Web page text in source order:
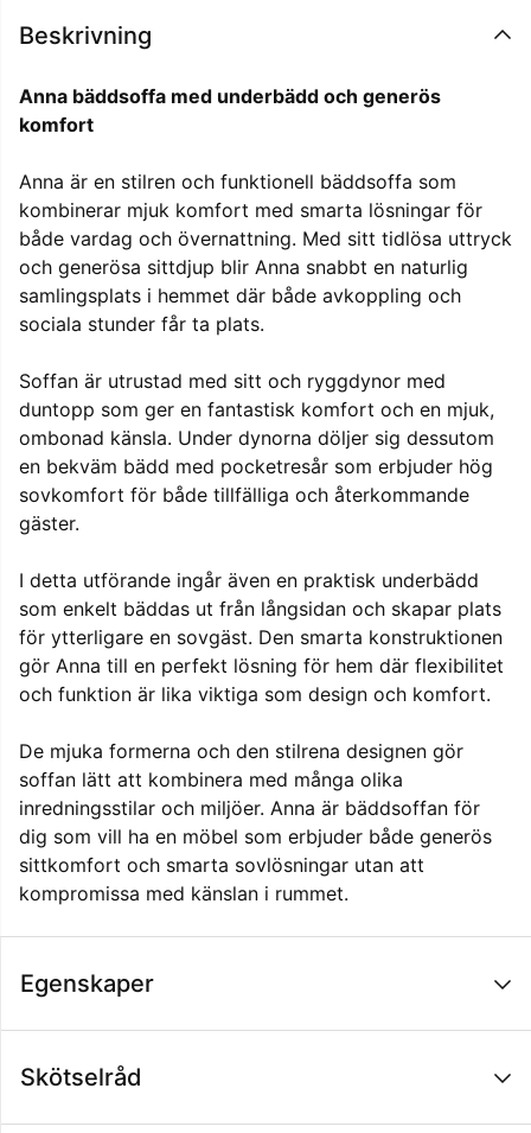
Beskrivning
Anna bäddsoffa med underbädd och generös
komfort
Anna är en stilren och funktionell bäddsoffa som
kombinerar mjuk komfort med smarta lösningar för
både vardag och övernattning. Med sitt tidlösa uttryck
och generösa sittdjup blir Anna snabbt en naturlig
samlingsplats i hemmet där både avkoppling och
sociala stunder får ta plats.
Soffan är utrustad med sitt och ryggdynor med
duntopp som ger en fantastisk komfort och en mjuk,
ombonad känsla. Under dynorna döljer sig dessutom
en bekväm bädd med pocketresår som erbjuder hög
sovkomfort för både tillfälliga och återkommande
gäster.
I detta utförande ingår även en praktisk underbädd
som enkelt bäddas ut från långsidan och skapar plats
för ytterligare en sovgäst. Den smarta konstruktionen
gör Anna till en perfekt lösning för hem där flexibilitet
och funktion är lika viktiga som design och komfort.
De mjuka formerna och den stilrena designen gör
soffan lätt att kombinera med många olika
inredningsstilar och miljöer. Anna är bäddsoffan för
dig som vill ha en möbel som erbjuder både generös
sittkomfort och smarta sovlösningar utan att
kompromissa med känslan i rummet.
Egenskaper
Skötselråd